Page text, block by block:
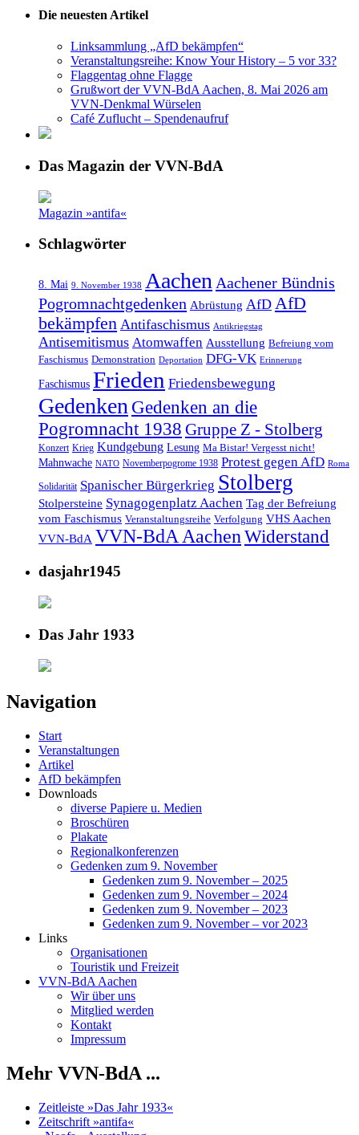
Die neuesten Artikel
Linksammlung „AfD bekämpfen“
Veranstaltungsreihe: Know Your History – 5 vor 33?
Flaggentag ohne Flagge
Grußwort der VVN-BdA Aachen, 8. Mai 2026 am
VVN-Denkmal Würselen
Café Zuflucht – Spendenaufruf
Das Magazin der VVN-BdA
Magazin »antifa«
Schlagwörter
8. Mai 9. November 1938 Aachen Aachener Bündnis
Pogromnachtgedenken Abrüstung AfD AfD
bekämpfen Antifaschismus Antikriegstag
Antisemitismus Atomwaffen Ausstellung Befreiung vom
Faschismus Demonstration Deportation DFG-VK Erinnerung
Faschismus Frieden Friedensbewegung
Gedenken Gedenken an die
Pogromnacht 1938 Gruppe Z - Stolberg
Konzert Krieg Kundgebung Lesung Ma Bistar! Vergesst nicht!
Mahnwache NATO Novemberpogrome 1938 Protest gegen AfD Roma
Solidarität Spanischer Bürgerkrieg Stolberg
Stolpersteine Synagogenplatz Aachen Tag der Befreiung
vom Faschismus Veranstaltungsreihe Verfolgung VHS Aachen
VVN-BdA VVN-BdA AachenWiderstand
dasjahr1945
Das Jahr 1933
Navigation
Start
Veranstaltungen
Artikel
AfD bekämpfen
Downloads
diverse Papiere u. Medien
Broschüren
Plakate
Regionalkonferenzen
Gedenken zum 9. November
Gedenken zum 9. November – 2025
Gedenken zum 9. November – 2024
Gedenken zum 9. November – 2023
Gedenken zum 9. November – vor 2023
Links
Organisationen
Touristik und Freizeit
VVN-BdA Aachen
Wir über uns
Mitglied werden
Kontakt
Impressum
Mehr VVN-BdA ...
Zeitleiste »Das Jahr 1933«
Zeitschrift »antifa«